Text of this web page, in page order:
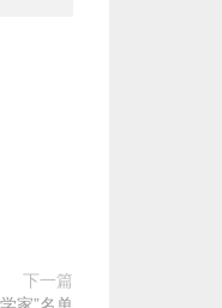
下一篇
家”名单